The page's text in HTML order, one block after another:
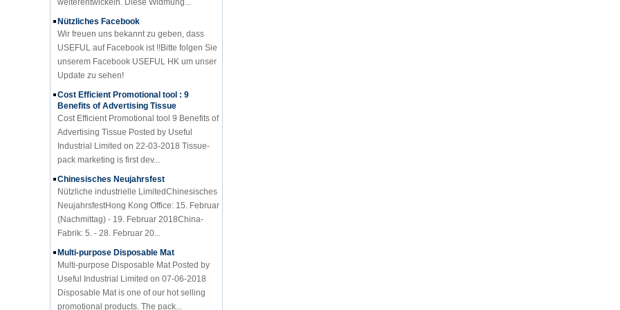
Nützliches Facebook
Wir freuen uns bekannt zu geben, dass
USEFUL auf Facebook ist !!Bitte folgen Sie
unserem Facebook USEFUL HK um unser
Update zu sehen!
Cost Efficient Promotional tool : 9
Benefits of Advertising Tissue
Cost Efficient Promotional tool 9 Benefits of
Advertising Tissue Posted by Useful
Industrial Limited on 22-03-2018 Tissue-
pack marketing is first dev...
Chinesisches Neujahrsfest
Nützliche industrielle LimitedChinesisches
NeujahrsfestHong Kong Office: 15. Februar
(Nachmittag) - 19. Februar 2018China-
Fabrik: 5. - 28. Februar 20...
Multi-purpose Disposable Mat
Multi-purpose Disposable Mat Posted by
Useful Industrial Limited on 07-06-2018
Disposable Mat is one of our hot selling
promotional products. The pack...